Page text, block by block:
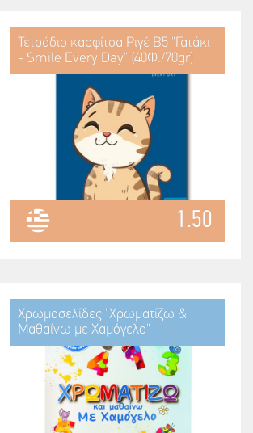
Τετράδιο καρφίτσα Ριγέ Β5 "Γατάκι
- Smile Every Day" (40Φ./70gr)
1.50
Χρωμοσελίδες "Χρωματίζω &
Μαθαίνω με Χαμόγελο"